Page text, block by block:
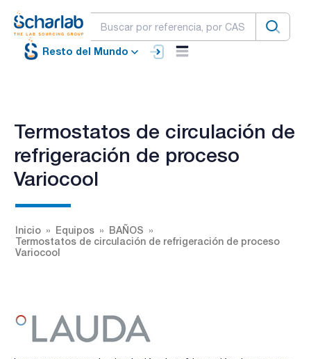
Resto del Mundo
Termostatos de circulación de
refrigeración de proceso
Variocool
Inicio Equipos
BAÑOS
Termostatos de circulación de refrigeración de proceso
Variocool